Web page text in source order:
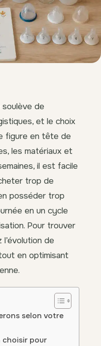
soulève de
et le choix
figure en tête de
les matériaux et
il est facile
trop de
posséder trop
en un cycle
Pour trouver
de
en optimisant
selon votre
choisir pour